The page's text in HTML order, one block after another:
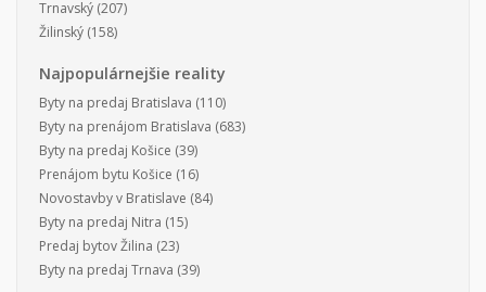
Trnavský (207)
Žilinský (158)
Najpopulárnejšie reality
Byty na predaj Bratislava (110)
Byty na prenájom Bratislava (683)
Byty na predaj Košice (39)
Prenájom bytu Košice (16)
Novostavby v Bratislave (84)
Byty na predaj Nitra (15)
Predaj bytov Žilina (23)
Byty na predaj Trnava (39)